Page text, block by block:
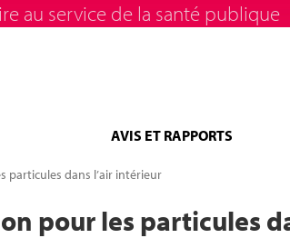
au service de la santé publique
AVIS ET RAPPORTS
particules dans l’air intérieur
pour les particules